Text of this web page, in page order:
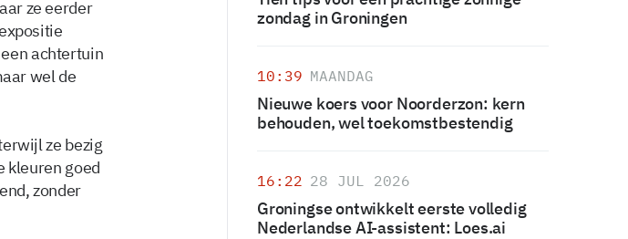
ze eerder
achtertuin
wel de
ze bezig
kleuren goed
zonder
zondag in Groningen
10:39 MAANDAG
Nieuwe koers voor Noorderzon: kern
behouden, wel toekomstbestendig
16:22 28 JUL 2026
Groningse ontwikkelt eerste volledig
Nederlandse AI-assistent: Loes.ai